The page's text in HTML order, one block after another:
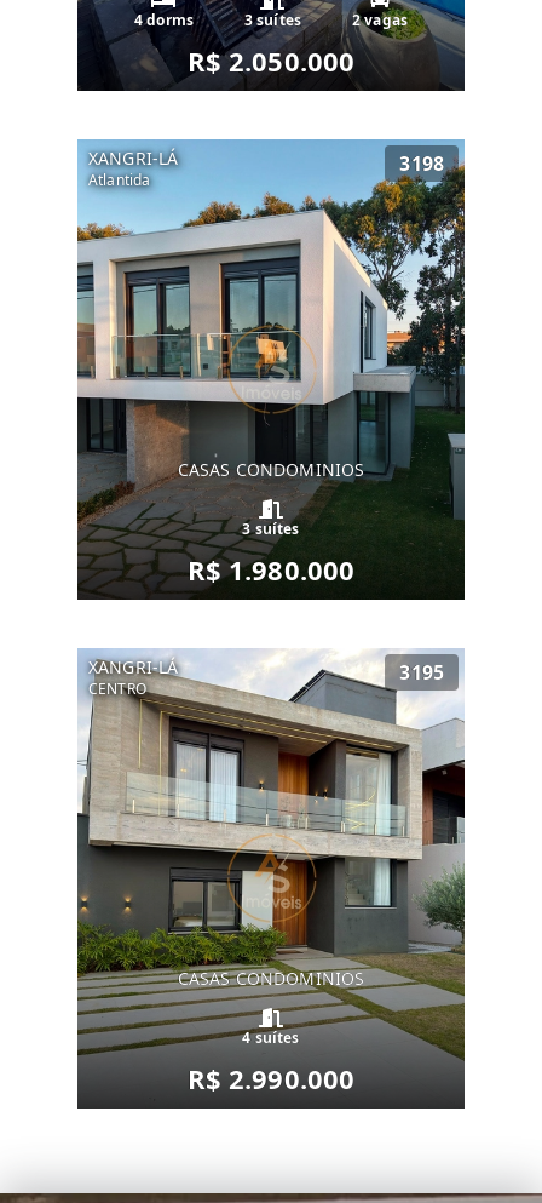
4 dorms 3 suítes 2 vagas
R$ 2.050.000
XANGRI-LÁ
Atlantida
3198
CASAS CONDOMINIOS
3 suítes
R$ 1.980.000
XANGRI-LÁ
CENTRO
3195
CASAS CONDOMINIOS
4 suítes
R$ 2.990.000